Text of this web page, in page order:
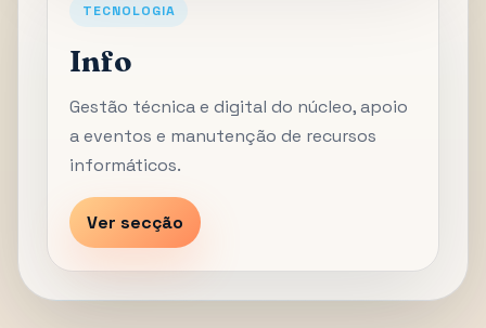
TECNOLOGIA
Info
Gestão técnica e digital do núcleo, apoio
a eventos e manutenção de recursos
informáticos.
Ver secção